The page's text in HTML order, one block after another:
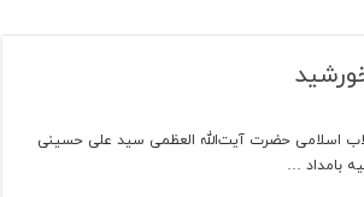
اسلامی حضرت آیت‌الله العظمی سید علی حسینی
بامداد …